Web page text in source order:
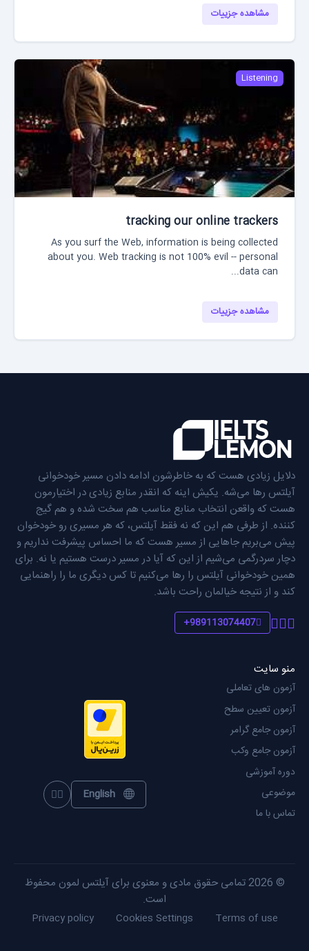
مشاهده جزییات
Listening
tracking our online trackers
As you surf the Web, information is being collected
about you. Web tracking is not 100% evil -- personal
data can...
مشاهده جزییات
دلایل زیادی هست که به خاطرشون ادامه دادن مسیر خودخوانی
آیلتس رها می‌شه. یکیش اینه که انقدر منابع زیادی در اختیارمون
هست که واقعن انتخاب منابع مناسب هم سخت شده و هم گیج
کننده. از طرفی هم این که نه فقط آیلتس، که هر مسیری رو خودخوان
پیش می‌بریم جاهایی از مسیر هست که ما احساس پیشرفت نداریم و
دچار سردرگمی می‌شیم از این که آیا در مسیر درست هستیم یا نه. برای
همین خودخوانی آیلتس را رها می‌کنیم تا کس دیگری ما را راهنمایی
کند و از نتیجه خیالمان راحت باشد.
989113074407+
منو سایت
آزمون های تعاملی
آزمون تعیین سطح
آزمون جامع گرامر
آزمون جامع وکب
دوره آموزشی
موضوعی
تماس با ما
English
theme
© 2026 تمامی حقوق مادی و معنوی برای آیلتس لمون محفوظ
است.
Terms of use
Cookies Settings
Privacy policy